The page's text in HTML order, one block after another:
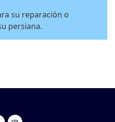
su reparación o
persiana.